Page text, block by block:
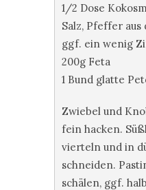
1/2 Dose
Salz, Pfeffer aus
ggf. ein wenig
200g Feta
1 Bund glatte
Zwiebel und
fein hacken.
vierteln und in
schneiden.
schälen, ggf.